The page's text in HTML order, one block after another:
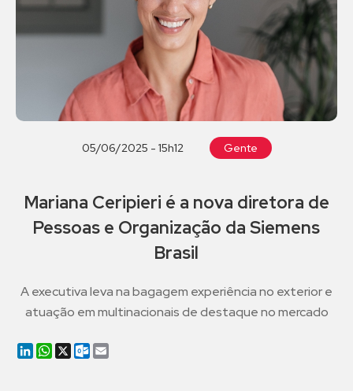
05/06/2025 - 15h12 Gente
Mariana Ceripieri é a nova diretora de
Pessoas e Organização da Siemens
Brasil
A executiva leva na bagagem experiência no exterior e
atuação em multinacionais de destaque no mercado
LinkedIn
WhatsApp
X Outlook.com